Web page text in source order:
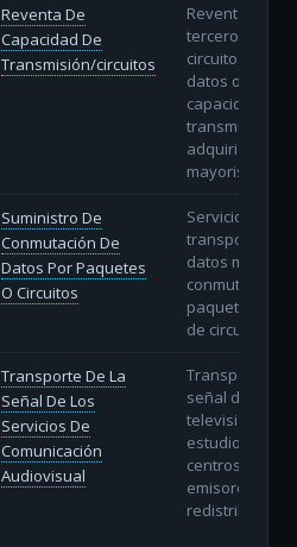
Reventa De
Capacidad De
Transmisión/circuitos
Reventa a
terceros de
circuitos de
datos o
capacidad de
transmisión
adquiridos en
mayorista.
Suministro De
Conmutación De
Datos Por Paquetes
O Circuitos
Servicios de
transporte de
datos
conmutación
paquetes (IP) o
de circuitos.
Transporte De La
Señal De Los
Servicios De
Comunicación
Audiovisual
Transporte de
señal de radio
televisión
estudios hasta
centros
emisores o